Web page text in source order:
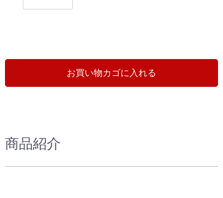
お買い物カゴに入れる
商品紹介